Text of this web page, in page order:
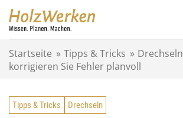
Startseite » Tipps & Tricks » Drechseln
korrigieren Sie Fehler planvoll
Tipps & Tricks Drechseln